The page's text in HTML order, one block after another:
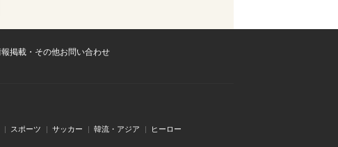
掲載・その他お問い合わせ
スポーツ サッカー 韓流・アジア ヒーロー